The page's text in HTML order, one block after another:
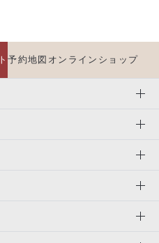
予約地図 オンラインショップ